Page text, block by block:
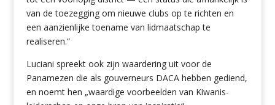
van de toezegging om nieuwe clubs op te richten en
een aanzienlijke toename van lidmaatschap te
realiseren.“
Luciani spreekt ook zijn waardering uit voor de
Panamezen die als gouverneurs DACA hebben gediend,
en noemt hen „waardige voorbeelden van Kiwanis-